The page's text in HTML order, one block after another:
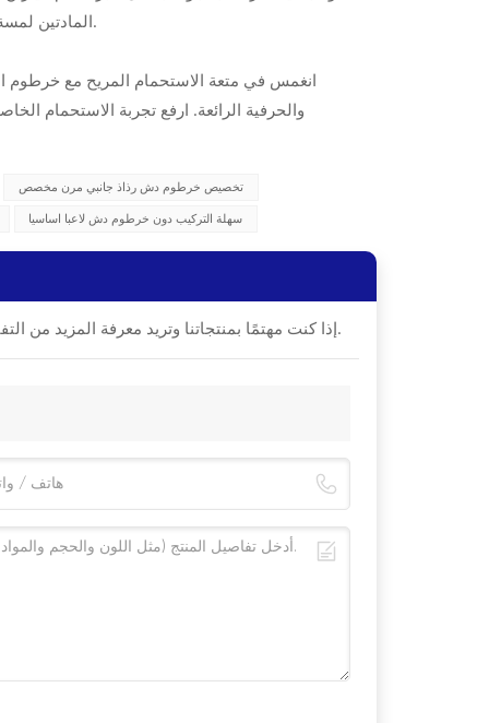
المادتين لمسة من الرقي على ديكور حمامك فحسب، بل تضمن أيضًا المتانة ومقاومة التآكل.
انغمس في متعة الاستحمام المريح مع خرطوم
والحرفية الرائعة. ارفع تجربة الاستحمام
تخصيص خرطوم دش رذاذ جانبي مرن مخصص
سهلة التركيب دون خرطوم دش لاعبا اساسيا
إذا كنت مهتمًا بمنتجاتنا وتريد معرفة المزيد من التفاصيل، فيرجى ترك رسالة هنا، وسنقوم بالرد عليك في أقرب وقت ممكن.